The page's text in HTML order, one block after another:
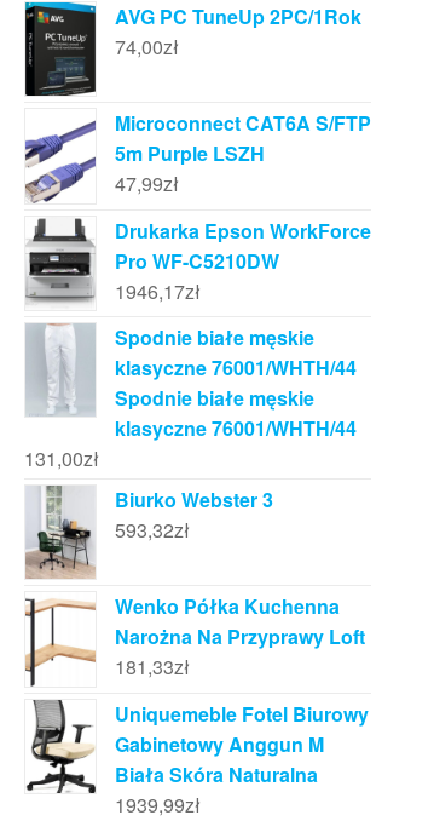
AVG PC TuneUp 2PC/1Rok
74,00zł
Microconnect CAT6A S/FTP
5m Purple LSZH
47,99zł
Drukarka Epson WorkForce
Pro WF-C5210DW
1946,17zł
Spodnie białe męskie
klasyczne 76001/WHTH/44
Spodnie białe męskie
klasyczne 76001/WHTH/44
131,00zł
Biurko Webster 3
593,32zł
Wenko Półka Kuchenna
Narożna Na Przyprawy Loft
181,33zł
Uniquemeble Fotel Biurowy
Gabinetowy Anggun M
Biała Skóra Naturalna
1939,99zł